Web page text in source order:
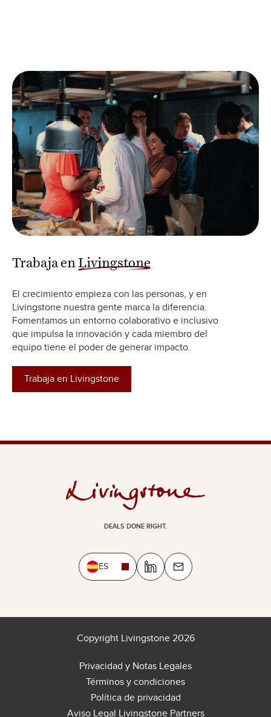
Trabaja en Livingstone
El crecimiento empieza con las personas, y en
Livingstone nuestra gente marca la diferencia.
Fomentamos un entorno colaborativo e inclusivo
que impulsa la innovación y cada miembro del
equipo tiene el poder de generar impacto.
Trabaja en Livingstone
DEALS DONE RIGHT.
ES
Copyright Livingstone 2026
Privacidad y Notas Legales
Términos y condiciones
Política de privacidad
Aviso Legal Livingstone Partners